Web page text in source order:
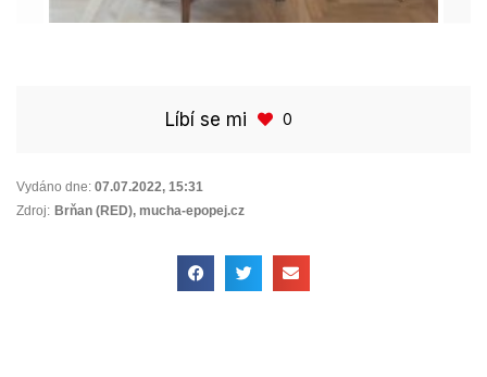
Líbí se mi 0
Vydáno dne: 07.07.2022, 15:31
Zdroj: Brňan (RED), mucha-epopej.cz